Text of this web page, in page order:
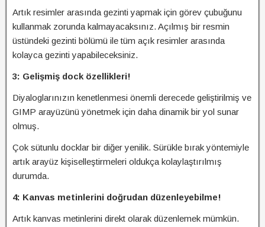
Artık resimler arasında gezinti yapmak için görev çubuğunu
kullanmak zorunda kalmayacaksınız. Açılmış bir resmin
üstündeki gezinti bölümü ile tüm açık resimler arasında
kolayca gezinti yapabileceksiniz.
3: Gelişmiş dock özellikleri!
Diyaloglarınızın kenetlenmesi önemli derecede geliştirilmiş ve
GIMP arayüzünü yönetmek için daha dinamik bir yol sunar
olmuş.
Çok sütunlu docklar bir diğer yenilik. Sürükle bırak yöntemiyle
artık arayüz kişiselleştirmeleri oldukça kolaylaştırılmış
durumda.
4: Kanvas metinlerini doğrudan düzenleyebilme!
Artık kanvas metinlerini direkt olarak düzenlemek mümkün.